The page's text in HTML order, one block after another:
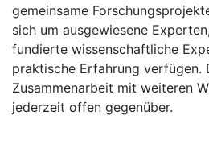
gemeinsame
sich um ausgewiesene
fundierte wissenschaftliche
praktische Erfahrung verfügen.
Zusammenarbeit mit weiteren
jederzeit offen gegenüber.